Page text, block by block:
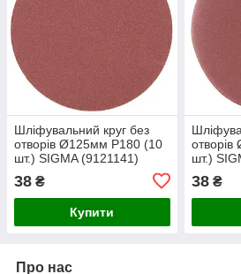
Шліфувальний круг без
отворів Ø125мм P180 (10
шт.) SIGMA (9121141)
38 ₴
Купити
шт.)
38₴
Про нас